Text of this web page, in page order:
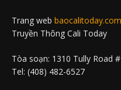
Trang web baocalitoday.com
Truyền Thông Cali Today
Tòa soạn: 1310 Tully Road
Tel: (408) 482-6527